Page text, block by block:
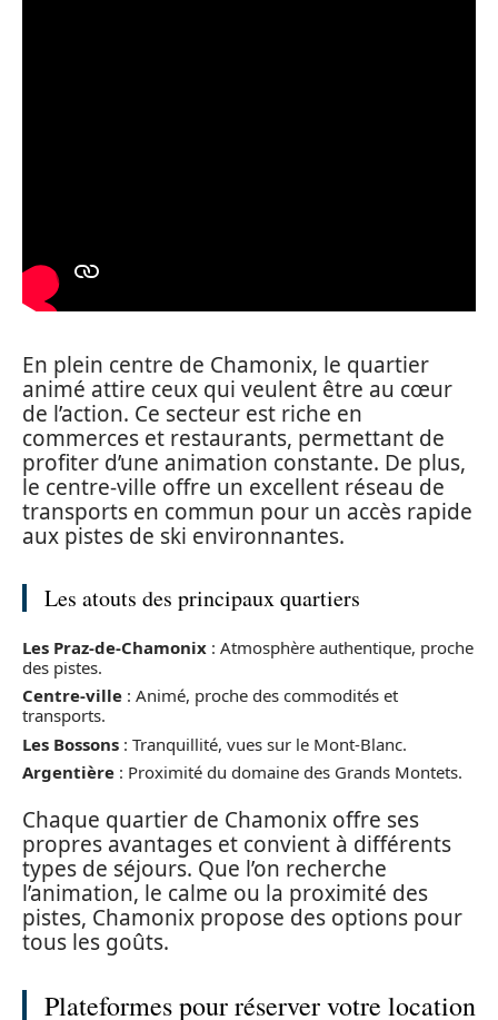
En plein centre de Chamonix, le quartier
animé attire ceux qui veulent être au cœur
de l’action. Ce secteur est riche en
commerces et restaurants, permettant de
profiter d’une animation constante. De plus,
le centre-ville offre un excellent réseau de
transports en commun pour un accès rapide
aux pistes de ski environnantes.
Les atouts des principaux quartiers
Les Praz-de-Chamonix : Atmosphère authentique, proche
des pistes.
Centre-ville : Animé, proche des commodités et
transports.
Les Bossons : Tranquillité, vues sur le Mont-Blanc.
Argentière : Proximité du domaine des Grands Montets.
Chaque quartier de Chamonix offre ses
propres avantages et convient à différents
types de séjours. Que l’on recherche
l’animation, le calme ou la proximité des
pistes, Chamonix propose des options pour
tous les goûts.
Plateformes pour réserver votre location